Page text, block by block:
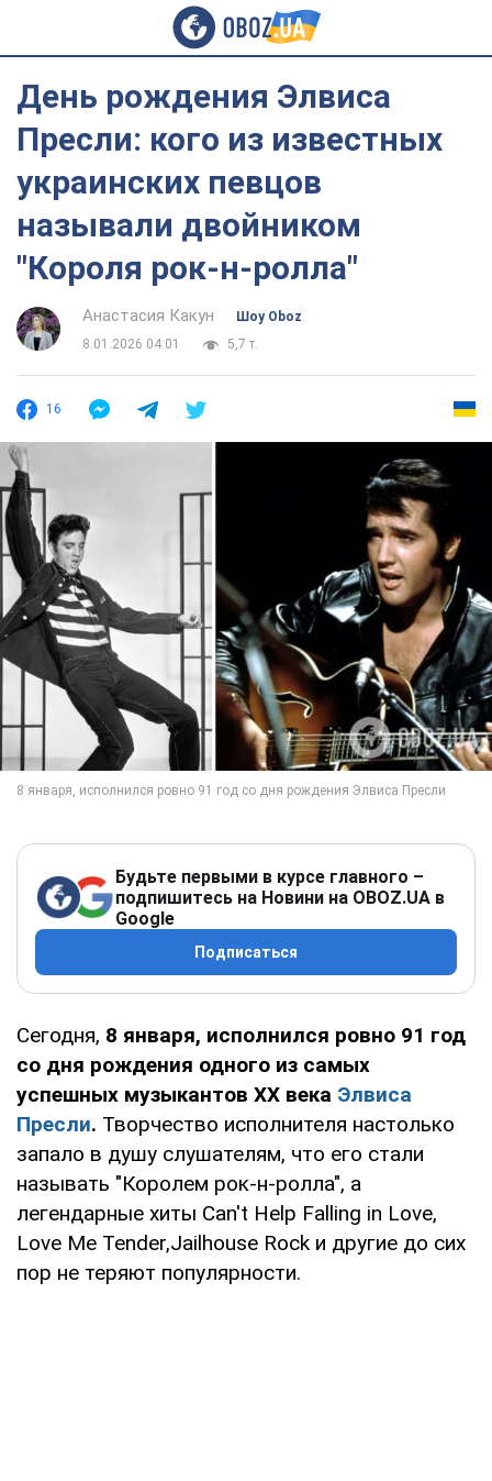
День рождения Элвиса
Пресли: кого из известных
украинских певцов
называли двойником
"Короля рок-н-ролла"
Анастасия Какун
Шоу Oboz
8.01.2026 04:01
5,7 т.
16
Будьте первыми в курсе главного –
подпишитесь на Новини на OBOZ.UA в
Google
Подписаться
Сегодня, 8 января, исполнился ровно 91 год
со дня рождения одного из самых
успешных музыкантов XX века Элвиса
Пресли. Творчество исполнителя настолько
запало в душу слушателям, что его стали
называть "Королем рок-н-ролла", а
легендарные хиты Can't Help Falling in Love,
Love Me Tender,Jailhouse Rock и другие до сих
пор не теряют популярности.